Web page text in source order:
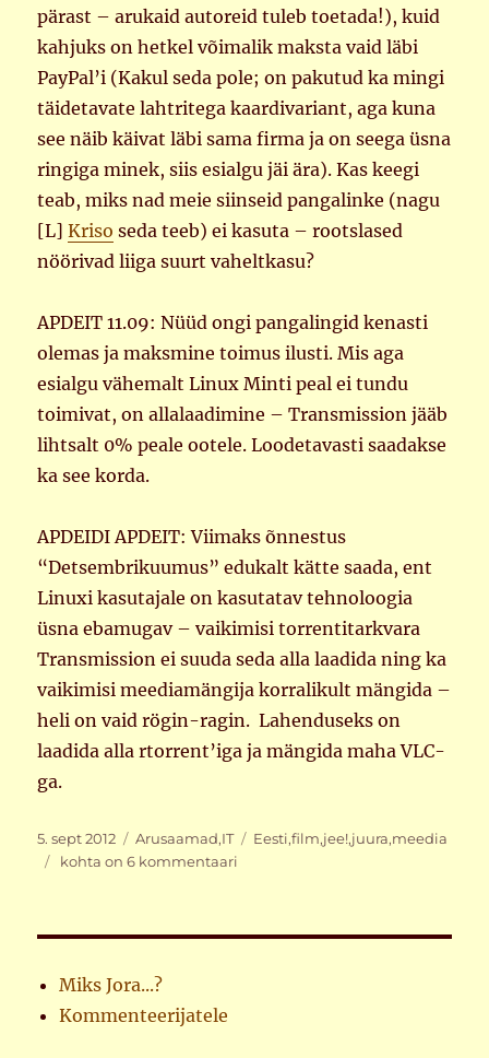
pärast – arukaid autoreid tuleb toetada!), kuid
kahjuks on hetkel võimalik maksta vaid läbi
PayPal’i (Kakul seda pole; on pakutud ka mingi
täidetavate lahtritega kaardivariant, aga kuna
see näib käivat läbi sama firma ja on seega üsna
ringiga minek, siis esialgu jäi ära). Kas keegi
teab, miks nad meie siinseid pangalinke (nagu
[L]Kriso seda teeb) ei kasuta – rootslased
nöörivad liiga suurt vaheltkasu?
APDEIT 11.09: Nüüd ongi pangalingid kenasti
olemas ja maksmine toimus ilusti. Mis aga
esialgu vähemalt Linux Minti peal ei tundu
toimivat, on allalaadimine – Transmission jääb
lihtsalt 0% peale ootele. Loodetavasti saadakse
ka see korda.
APDEIDI APDEIT: Viimaks õnnestus
“Detsembrikuumus” edukalt kätte saada, ent
Linuxi kasutajale on kasutatav tehnoloogia
üsna ebamugav – vaikimisi torrentitarkvara
Transmission ei suuda seda alla laadida ning ka
vaikimisi meediamängija korralikult mängida –
heli on vaid rögin-ragin. Lahenduseks on
laadida alla rtorrent’iga ja mängida maha VLC-
ga.
Postitatud
5. sept 2012 Rubriigid
Arusaamad,IT Sildid
Eesti,film,jee!,juura,meedia
Vahva
kohta on 6 kommentaari
Miks Jora...?
Kommenteerijatele